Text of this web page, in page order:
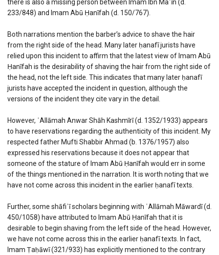
there is also a missing person between Imam Ibn Maʿīn (d.
233/848) and Imam Abū Ḥanīfah (d. 150/767).
Both narrations mention the barber’s advice to shave the hair
from the right side of the head. Many later ḥanafī jurists have
relied upon this incident to affirm that the latest view of Imam Abū
Ḥanīfah is the desirability of shaving the hair from the right side of
the head, not the left side. This indicates that many later ḥanafī
jurists have accepted the incident in question, although the
versions of the incident they cite vary in the detail.
However, ʿAllāmah Anwar Shāh Kashmīrī (d. 1352/1933) appears
to have reservations regarding the authenticity of this incident. My
respected father Mufti Shabbir Ahmad (b. 1376/1957) also
expressed his reservations because it does not appear that
someone of the stature of Imam Abū Ḥanīfah would err in some
of the things mentioned in the narration. It is worth noting that we
have not come across this incident in the earlier ḥanafī texts.
Further, some shāfiʿī scholars beginning with ʿAllāmah Māwardī (d.
450/1058) have attributed to Imam Abū Ḥanīfah that it is
desirable to begin shaving from the left side of the head. However,
we have not come across this in the earlier ḥanafī texts. In fact,
Imam Ṭaḥāwī (321/933) has explicitly mentioned to the contrary